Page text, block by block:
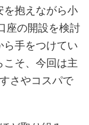
抱えながら小
座の開設を検討
ら手をつけてい
そ、今回は主
さやコスパで